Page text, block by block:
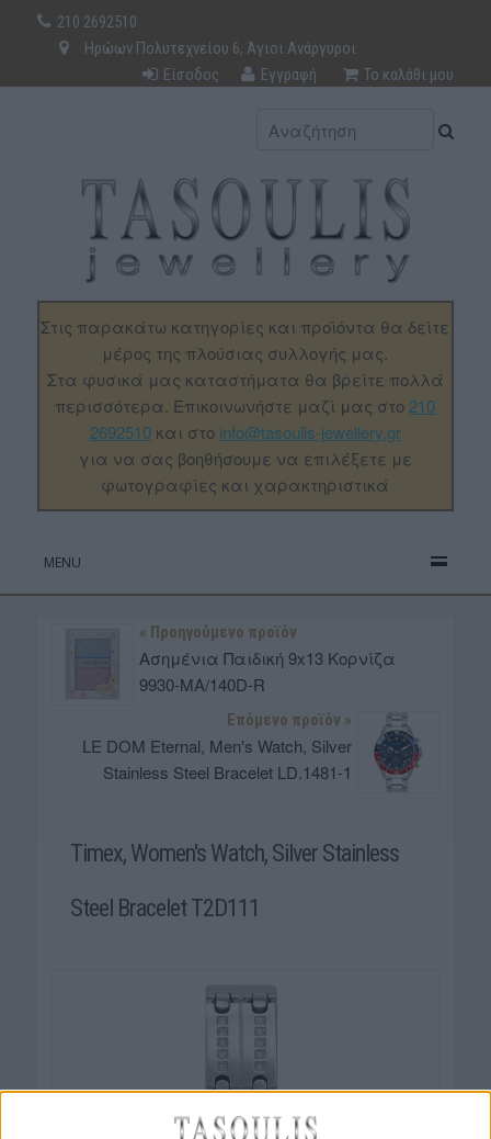
210 2692510
Ηρώων Πολυτεχνείου 6, Άγιοι Ανάργυροι
Είσοδος
Εγγραφή Το καλάθι μου
Στις παρακάτω κατηγορίες και προϊόντα θα δείτε
μέρος της πλούσιας συλλογής μας.
Στα φυσικά μας καταστήματα θα βρείτε πολλά
περισσότερα. Επικοινωνήστε μαζί μας στο 210
2692510και στο info@tasoulis-jewellery.gr
για να σας βοηθήσουμε να επιλέξετε με
φωτογραφίες και χαρακτηριστικά
MENU
« Προηγούμενο προϊόν
Ασημένια Παιδική 9x13 Κορνίζα
9930-MA/140D-R
Επόμενο προϊόν »
LE DOM Eternal, Men's Watch, Silver
Stainless Steel Bracelet LD.1481-1
Timex, Women's Watch, Silver Stainless
Steel Bracelet T2D111